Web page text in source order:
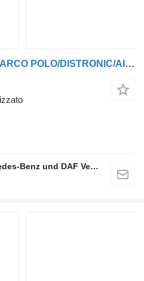
Mercedes-Benz V 300d MARCO POLO/DISTRONIC/AIRMATIC/MBUX/360°/A
Riess GmbH & Co. KG Mercedes-Benz und DAF Vertragspartner